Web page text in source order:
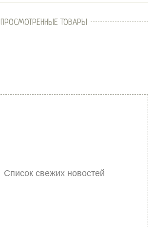
ПРОСМОТРЕННЫЕ ТОВАРЫ
Список свежих новостей